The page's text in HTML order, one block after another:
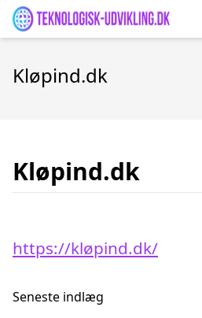
Kløpind.dk
Kløpind.dk
https://kløpind.dk/
Seneste indlæg